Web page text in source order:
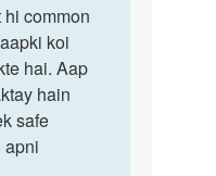
common
koi
hai. Aap
hain
safe
apni